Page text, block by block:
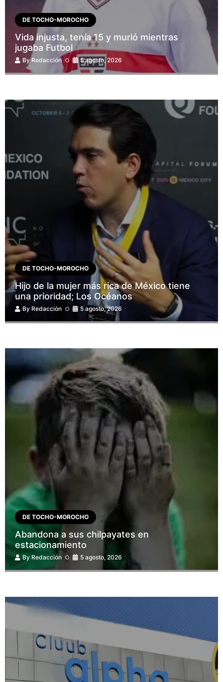
DE TOCHO-MOROCHO
Vida injusta, tenía 15 y murió mientras
jugaba Futbol
ByRedacción 5 agosto, 2026
DE TOCHO-MOROCHO
Hijo de la mujer más rica de México tiene
una prioridad; Los Océanos
By Redacción 5 agosto, 2026
DE TOCHO-MOROCHO
Abandona a sus chilpayates en
estacionamiento
By Redacción 5 agosto, 2026